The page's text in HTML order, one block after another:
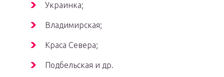
Украинка;
Владимирская;
Краса Севера;
Подбельская и др.